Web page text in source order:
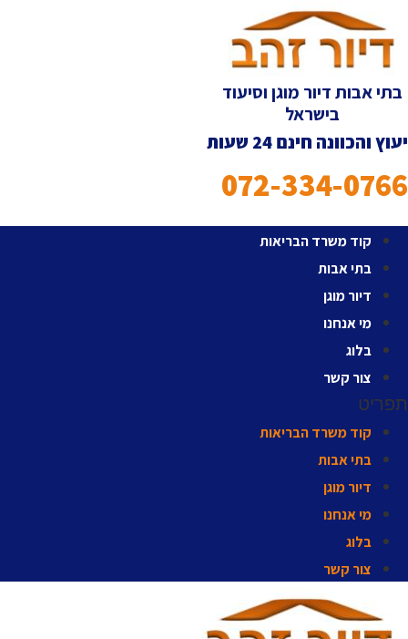
לתוכן
בתי אבות דיור מוגן וסיעוד
בישראל
יעוץ והכוונה חינם 24 שעות
072-334-0766
קוד משרד הבריאות
בתי אבות
דיור מוגן
מי אנחנו
בלוג
צור קשר
תפריט
קוד משרד הבריאות
בתי אבות
דיור מוגן
מי אנחנו
בלוג
צור קשר